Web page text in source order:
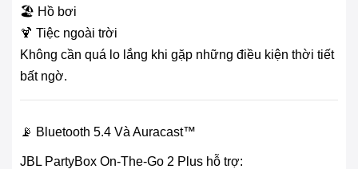
🏖️ Hồ bơi
🍹 Tiệc ngoài trời
Không cần quá lo lắng khi gặp những điều kiện thời tiết
bất ngờ.
📡 Bluetooth 5.4 Và Auracast™
JBL PartyBox On-The-Go 2 Plus hỗ trợ: